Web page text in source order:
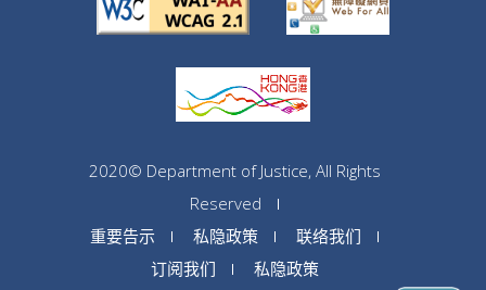
2020© Department of Justice, All Rights
Reserved
重要告示
私隐政策
联络我们
订阅我们
私隐政策